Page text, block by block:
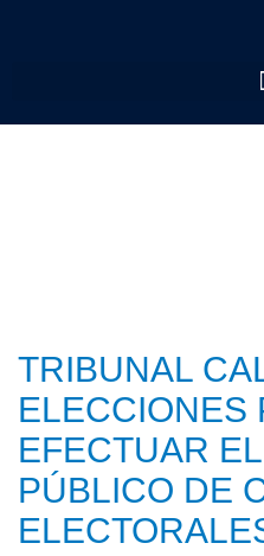
TRIBUNAL
ELECCIONES
EFECTUAR
PÚBLICO DE